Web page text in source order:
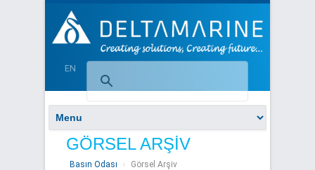
EN
GÖRSEL ARŞİV
Basın Odası Görsel Arşiv